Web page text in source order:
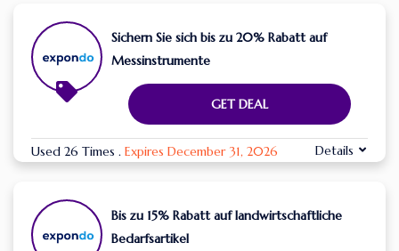
Sichern Sie sich bis zu 20% Rabatt auf
Messinstrumente
GET DEAL
Used 26 Times . Expires December 31, 2026 Details
Bis zu 15% Rabatt auf landwirtschaftliche
Bedarfsartikel